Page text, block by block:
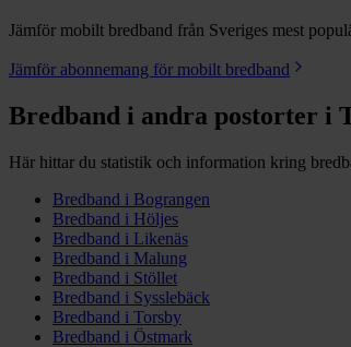
Jämför mobilt bredband från Sveriges mest
Jämför abonnemang för mobilt bredband
Bredband i andra postorter i
Här hittar du statistik och information kring
Bredband i Bograngen
Bredband i Höljes
Bredband i Likenäs
Bredband i Malung
Bredband i Stöllet
Bredband i Sysslebäck
Bredband i Torsby
Bredband i Östmark